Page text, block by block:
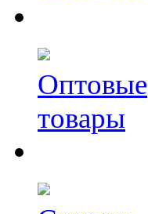
Оптовые
товары